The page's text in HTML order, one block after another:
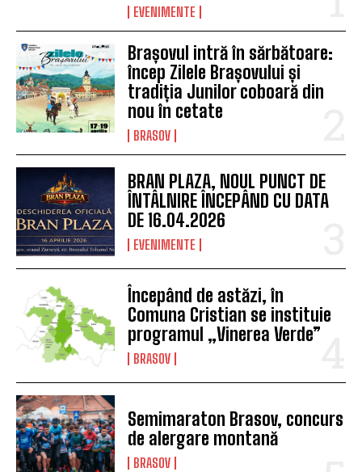
EVENIMENTE
Brașovul intră în sărbătoare:
încep Zilele Brașovului și
tradiția Junilor coboară din
nou în cetate
BRASOV
BRAN PLAZA, NOUL PUNCT DE
ÎNTÂLNIRE ÎNCEPÂND CU DATA
DE 16.04.2026
EVENIMENTE
Începând de astăzi, în
Comuna Cristian se instituie
programul „Vinerea Verde”
BRASOV
Semimaraton Brasov, concurs
de alergare montană
BRASOV